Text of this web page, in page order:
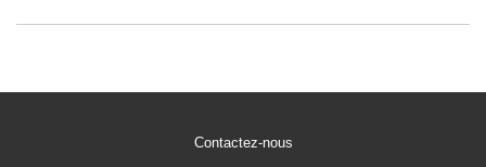
Contactez-nous